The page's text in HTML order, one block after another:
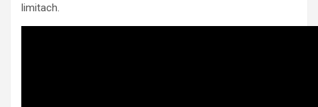
limitach.